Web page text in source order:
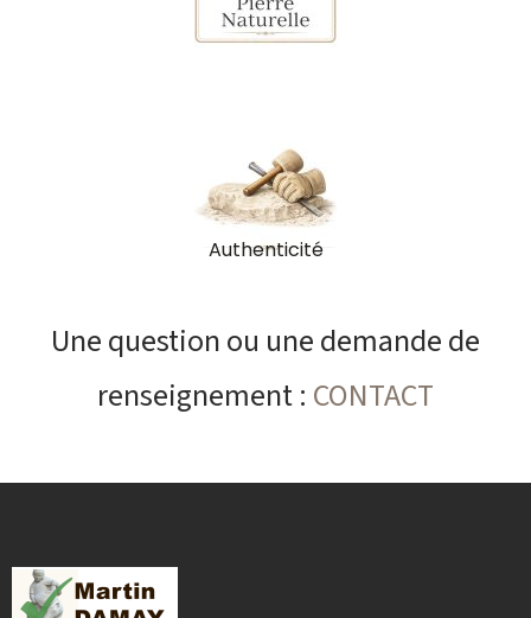
Authenticité
Une question ou une demande de
renseignement : CONTACT